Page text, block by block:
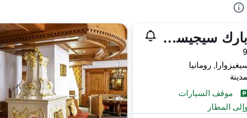
فندق سنترال بارك سيجيسوارا
موقف السيارات
المطار